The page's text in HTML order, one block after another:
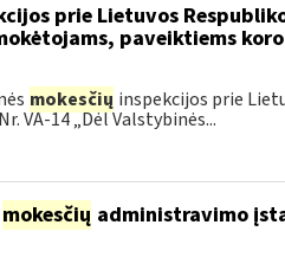
prie Lietuvos
paveiktiems
mokesčių inspekcijos prie
VA-14 „Dėl Valstybinės...
mokesčių administravimo